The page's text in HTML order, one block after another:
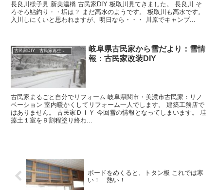
長良川様子見 新美濃橋 古民家DIY 板取川見てきました。 長良川 そ
ろそろ鮎釣り・・垢は？ まだ高水のようです。 板取川も高水です。
入川しにくいと思われますが、明日なら・・・ 川原でキャンプ...
岐阜県古民家から雪だより：雪情
報：古民家改装DIY
古民家まるごと自分でリフォーム 岐阜県関市・美濃市古民家：リノ
ベーション 室内暖かくしてリフォーム一人でします。 建築工務店で
はありません。 古民家ＤＩＹ 今回雪の情報となってしまいます。 珪
藻土１室を９割程塗り終わ...
ボードをめくると、トタン板 これでは寒
い！ 熱い！